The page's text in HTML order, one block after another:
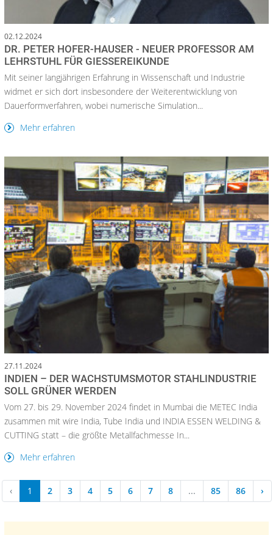
02.12.2024
DR. PETER HOFER-HAUSER - NEUER PROFESSOR AM
LEHRSTUHL FÜR GIESSEREIKUNDE
Mit seiner langjährigen Erfahrung in Wissenschaft und Industrie
widmet er sich dort insbesondere der Weiterentwicklung von
Dauerformverfahren, wobei numerische Simulation...
Mehr erfahren
27.11.2024
INDIEN – DER WACHSTUMSMOTOR STAHLINDUSTRIE
SOLL GRÜNER WERDEN
Vom 27. bis 29. November 2024 findet in Mumbai die METEC India
zusammen mit wire India, Tube India und INDIA ESSEN WELDING &
CUTTING statt – die größte Metallfachmesse In...
Mehr erfahren
‹ 1 2 3 4 5 6 7 8 ... 85 86 ›